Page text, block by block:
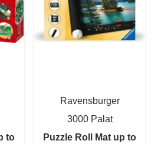
to
Ravensburger
3000 Palat
Puzzle Roll Mat up to